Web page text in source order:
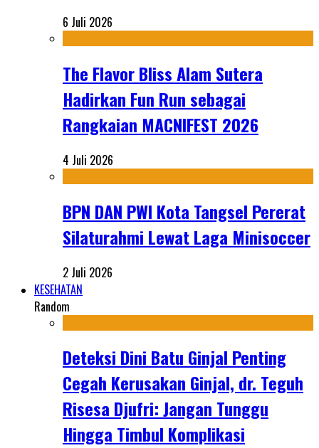
6 Juli 2026
The Flavor Bliss Alam Sutera
Hadirkan Fun Run sebagai
Rangkaian MACNIFEST 2026
4 Juli 2026
BPN DAN PWI Kota Tangsel Pererat
Silaturahmi Lewat Laga Minisoccer
2 Juli 2026
KESEHATAN
Random
Deteksi Dini Batu Ginjal Penting
Cegah Kerusakan Ginjal, dr. Teguh
Risesa Djufri: Jangan Tunggu
Hingga Timbul Komplikasi